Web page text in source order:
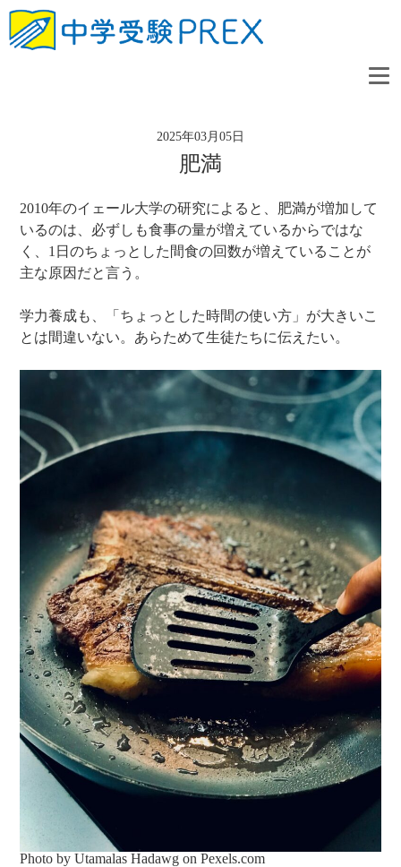
2025年03月05日
肥満
2010年のイェール大学の研究によると、肥満が増加して
いるのは、必ずしも食事の量が増えているからではな
く、1日のちょっとした間食の回数が増えていることが
主な原因だと言う。
学力養成も、「ちょっとした時間の使い方」が大きいこ
とは間違いない。あらためて生徒たちに伝えたい。
Photo by Utamalas Hadawg onPexels.com